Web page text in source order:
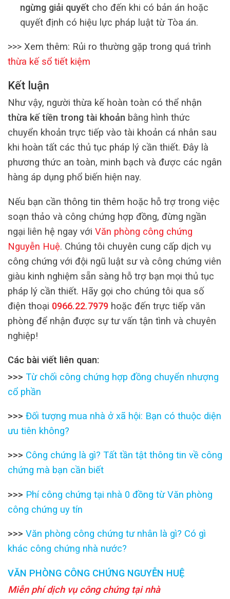
ngừng giải quyết cho đến khi có bản án hoặc
quyết định có hiệu lực pháp luật từ Tòa án.
>>> Xem thêm: Rủi ro thường gặp trong quá trình
thừa kế sổ tiết kiệm
Kết luận
Như vậy, người thừa kế hoàn toàn có thể nhận
thừa kế tiền trong tài khoản bằng hình thức
chuyển khoản trực tiếp vào tài khoản cá nhân sau
khi hoàn tất các thủ tục pháp lý cần thiết. Đây là
phương thức an toàn, minh bạch và được các ngân
hàng áp dụng phổ biến hiện nay.
Nếu bạn cần thông tin thêm hoặc hỗ trợ trong việc
soạn thảo và công chứng hợp đồng, đừng ngần
ngại liên hệ ngay với Văn phòng công chứng
Nguyễn Huệ. Chúng tôi chuyên cung cấp dịch vụ
công chứng với đội ngũ luật sư và công chứng viên
giàu kinh nghiệm sẵn sàng hỗ trợ bạn mọi thủ tục
pháp lý cần thiết. Hãy gọi cho chúng tôi qua số
điện thoại 0966.22.7979 hoặc đến trực tiếp văn
phòng để nhận được sự tư vấn tận tình và chuyên
nghiệp!
Các bài viết liên quan:
>>> Từ chối công chứng hợp đồng chuyển nhượng
cổ phần
>>> Đối tượng mua nhà ở xã hội: Bạn có thuộc diện
ưu tiên không?
>>> Công chứng là gì? Tất tần tật thông tin về công
chứng mà bạn cần biết
>>> Phí công chứng tại nhà 0 đồng từ Văn phòng
công chứng uy tín
>>> Văn phòng công chứng tư nhân là gì? Có gì
khác công chứng nhà nước?
VĂN PHÒNG CÔNG CHỨNG NGUYỄN HUỆ
Miễn phí dịch vụ công chứng tại nhà